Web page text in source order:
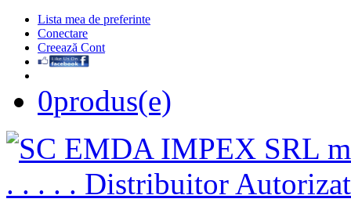
Lista mea de preferinte
Conectare
Creează Cont
0produs(e)